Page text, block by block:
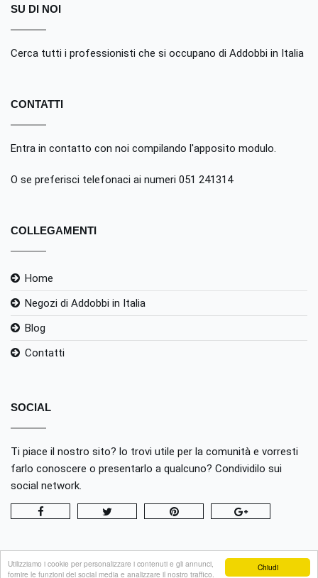
Chiudi
Utilizziamo i cookie per personalizzare i contenuti e gli annunci,
fornire le funzioni dei social media e analizzare il nostro traffico.
SU DI NOI
Cerca tutti i professionisti che si occupano di Addobbi in Italia
CONTATTI
Entra in contatto con noi compilando l'apposito modulo.
O se preferisci telefonaci ai numeri 051 241314
COLLEGAMENTI
Home
Negozi di Addobbi in Italia
Blog
Contatti
SOCIAL
Ti piace il nostro sito? lo trovi utile per la comunità e vorresti
farlo conoscere o presentarlo a qualcuno? Condividilo sui
social network.